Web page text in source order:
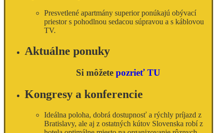
Presvetlené apartmány superior ponúkajú obývací
priestor s pohodlnou sedacou súpravou a s káblovou
TV.
Aktuálne ponuky
Si môžete pozrieť TU
Kongresy a konferencie
Ideálna poloha, dobrá dostupnosť a rýchly príjazd z
Bratislavy, ale aj z ostatných kútov Slovenska robí z